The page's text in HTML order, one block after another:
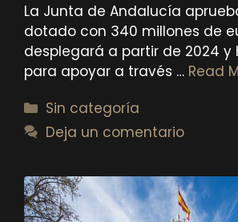
La Junta de Andalucía
dotado con 340 millones de
desplegará a partir de 2024 y
para apoyar a través … Read
Categorías
Sin categoría
Deja un comentario